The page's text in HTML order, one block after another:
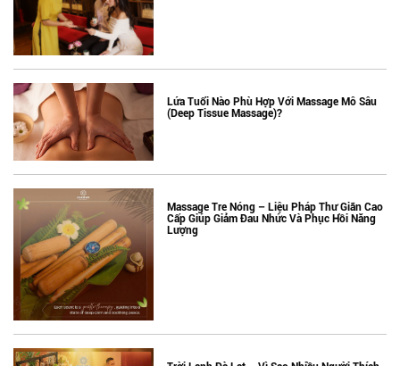
Lứa Tuổi Nào Phù Hợp Với Massage Mô Sâu
(Deep Tissue Massage)?
Massage Tre Nóng – Liệu Pháp Thư Giãn Cao
Cấp Giúp Giảm Đau Nhức Và Phục Hồi Năng
Lượng